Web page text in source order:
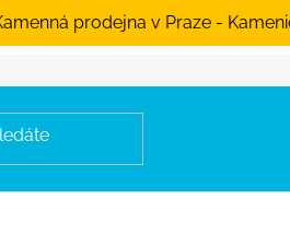
prodejna v Praze -